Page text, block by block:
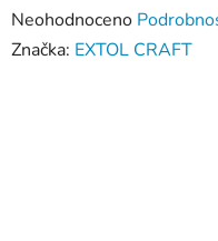
Průměrné
hodnocení
Neohodnoceno
Značka: EXTOL CRAFT